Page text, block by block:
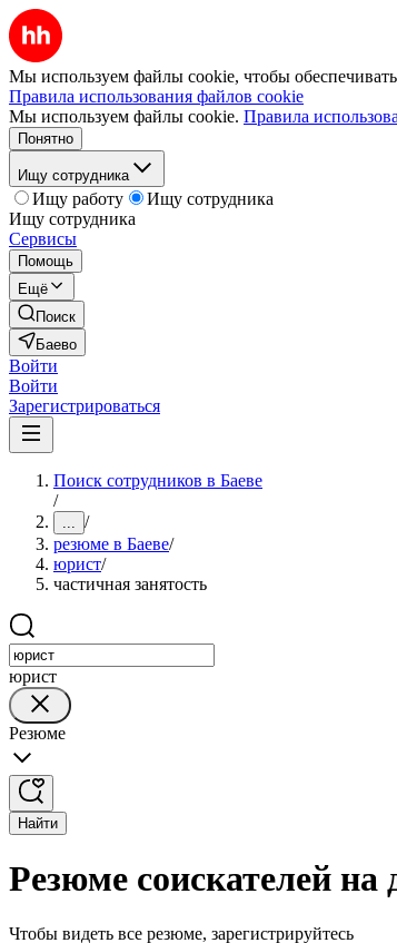
Мы используем файлы cookie, чтобы
Правила использования файлов cookie
Мы используем файлы cookie. Правила
Понятно
Ищу сотрудника
Ищу работу
Ищу сотрудника
Ищу сотрудника
Сервисы
Помощь
Ещё
Поиск
Баево
Войти
Войти
Зарегистрироваться
Поиск сотрудников в Баеве
/
... /
резюме в Баеве/
юрист/
частичная занятость
юрист
Резюме
Найти
Резюме соискателей
Чтобы видеть все резюме, зарегистрируйтесь